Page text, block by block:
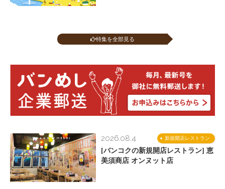
特集を全部見る
新規開店レストラン
2026.08.4
[バンコクの新規開店レストラン] 恵
美須商店 オンヌット店